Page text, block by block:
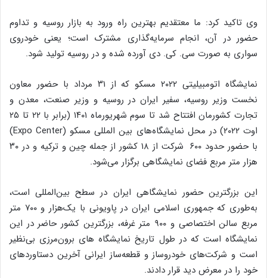
وی تاکید کرد: ما معتقدیم بهترین راه ورود به بازار روسیه و تداوم
حضور در آن، انجام سرمایه‌گذاری مشترک است؛ یعنی خودروی
سواری به صورت سی. کی. دی آورده شده و در روسیه تولید شود.
نمایشگاه اتومبیلیتی ۲۰۲۲ مسکو که از ۳۱ مرداد با حضور معاون
نخست وزیر روسیه، سفیر ایران در روسیه و وزیر صنعت، معدن و
تجارت کشورمان افتتاح شد تا سوم شهریورماه ۱۴۰۱ (برابر با ۲۲ تا ۲۵
اوت ۲۰۲۲) در محل نمایشگاه‌های بین المللی مسکو (Expo Center)
با حضور حدود ۶۰۰ شرکت از ۱۸ کشور از جمله چین و ترکیه و در ۳۰
هزار متر مربع فضای نمایشگاهی برگزار می‌شود.
این بزرگترین حضور نمایشگاهی ایران در سطح بین‌المللی است،
به‌طوری که جمهوری اسلامی ایران در پاویونی با یک‌هزار و ۷۰۰ متر
مربع سالن اختصاصی و ۹۰۰ متر غرفه، بزرگترین کشور حاضر در این
نمایشگاه است که در طول تاریخ نمایشگاه های برون‌مرزی بی‌نظیر
است و شرکت‌های خودروساز و قطعه‌ساز ایرانی آخرین دستاوردهای
خود را در معرض دید قرار دادند.